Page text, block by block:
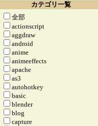
カテゴリ一覧
全部
actionscript
aggdraw
android
anime
animeeffects
apache
as3
autohotkey
basic
blender
blog
capture